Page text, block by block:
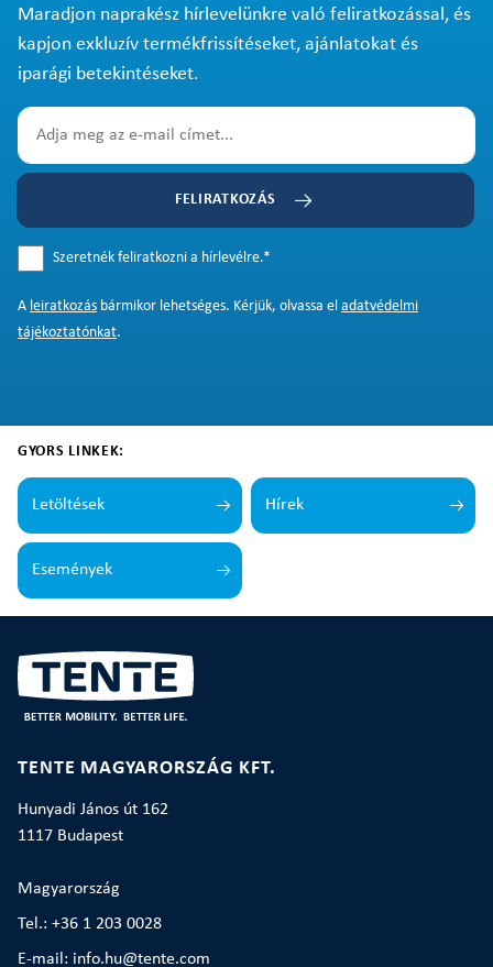
Maradjon naprakész hírlevelünkre való feliratkozással, és
kapjon exkluzív termékfrissítéseket, ajánlatokat és
iparági betekintéseket.
FELIRATKOZÁS
Szeretnék feliratkozni a hírlevélre.*
A leiratkozás bármikor lehetséges. Kérjük, olvassa el adatvédelmi
tájékoztatónkat.
GYORS LINKEK:
Letöltések Hírek
Események
TENTE MAGYARORSZÁG KFT.
Hunyadi János út 162
1117 Budapest
Magyarország
Tel.: +36 1 203 0028
E-mail: info.hu@tente.com